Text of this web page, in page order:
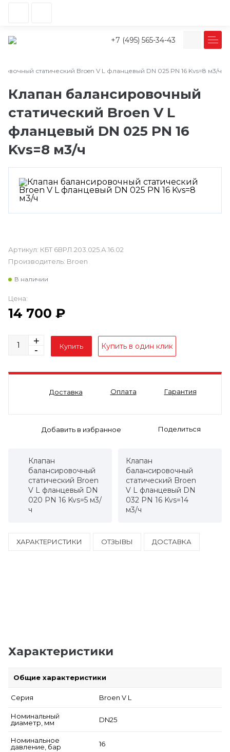
+7 (495) 565-34-43
статический Broen V L фланцевый DN 025 PN 16 Kvs=8 м3/ч
Клапан балансировочный
статический Broen V L
фланцевый DN 025 PN 16
Kvs=8 м3/ч
Артикул: КБТ 6ВРЛ.203.025.А.16.02
Производитель: Broen
В наличии
Цена:
14 700 ₽
Доставка Оплата Гарантия
Поделиться
Клапан
балансировочный
статический Broen
V L фланцевый DN
020 PN 16 Kvs=5 м3/
ч
Клапан
балансировочный
статический Broen
V L фланцевый DN
032 PN 16 Kvs=14
м3/ч
ХАРАКТЕРИСТИКИ ОТЗЫВЫ ДОСТАВКА
Характеристики
Общие характеристики
Серия Broen V L
Номинальный
диаметр, мм
DN25
Номинальное
давление, бар
16